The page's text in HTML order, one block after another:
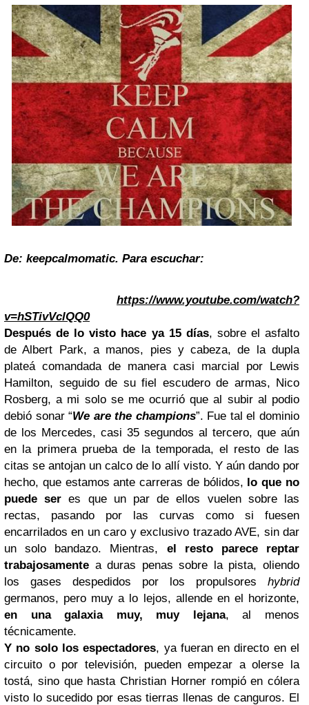
De: keepcalmomatic. Para escuchar:
https://www.youtube.com/watch?
v=hSTivVclQQ0
Después de lo visto hace ya 15 días, sobre el asfalto
de Albert Park, a manos, pies y cabeza, de la dupla
plateá comandada de manera casi marcial por Lewis
Hamilton, seguido de su fiel escudero de armas, Nico
Rosberg, a mi solo se me ocurrió que al subir al podio
debió sonar “We are the champions”. Fue tal el dominio
de los Mercedes, casi 35 segundos al tercero, que aún
en la primera prueba de la temporada, el resto de las
citas se antojan un calco de lo allí visto. Y aún dando por
hecho, que estamos ante carreras de bólidos, lo que no
puede ser es que un par de ellos vuelen sobre las
rectas, pasando por las curvas como si fuesen
encarrilados en un caro y exclusivo trazado AVE, sin dar
un solo bandazo. Mientras, el resto parece reptar
trabajosamente a duras penas sobre la pista, oliendo
los gases despedidos por los propulsores hybrid
germanos, pero muy a lo lejos, allende en el horizonte,
en una galaxia muy, muy lejana, al menos
técnicamente.
Y no solo los espectadores, ya fueran en directo en el
circuito o por televisión, pueden empezar a olerse la
tostá, sino que hasta Christian Horner rompió en cólera
visto lo sucedido por esas tierras llenas de canguros. El